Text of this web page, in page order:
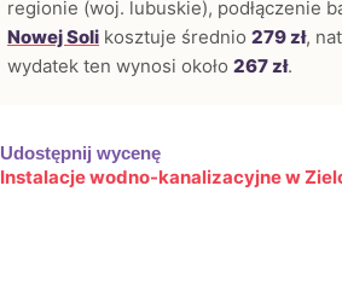
regionie (woj. lubuskie), podłączenie
Nowej Soli kosztuje średnio 279 zł,
wydatek ten wynosi około 267 zł.
Udostępnij wycenę
Instalacje wodno-kanalizacyjne w